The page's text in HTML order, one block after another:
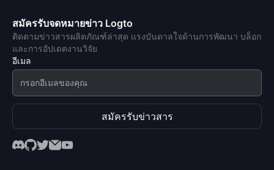
สมัครรับจดหมายข่าว Logto
ติดตามข่าวสารผลิตภัณฑ์ล่าสุด แรงบันดาลใจด้านการพัฒนา บล็อก
และการอัปเดตงานวิจัย
อีเมล
สมัครรับข่าวสาร